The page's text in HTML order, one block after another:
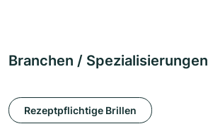
Branchen / Spezialisierungen
Rezeptpflichtige Brillen